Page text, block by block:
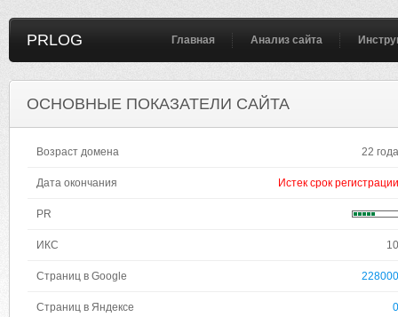
PRLOG Главная Анализ сайта
ОСНОВНЫЕ ПОКАЗАТЕЛИ САЙТА
Возраст домена 22 года
Дата окончания Истек срок регистрации
PR
ИКС 10
Страниц в Google 228000
Страниц в Яндексе 0